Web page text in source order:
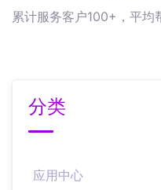
累计服务客户100+，平均
分类
应用中心